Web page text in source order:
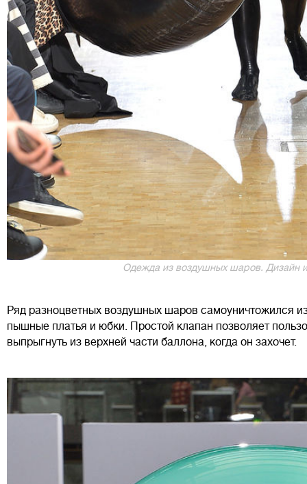
Одежда из воздушных шаров. Дизайн
Ряд разноцветных воздушных шаров самоуничтожился
пышные платья и юбки. Простой клапан позволяет
выпрыгнуть из верхней части баллона, когда он захочет.